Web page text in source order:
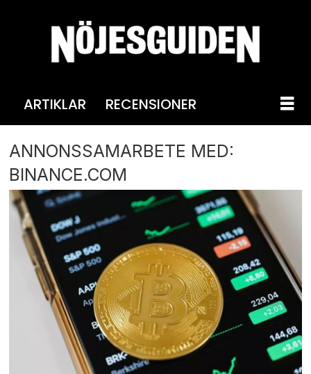
ARTIKLAR RECENSIONER
ANNONSSAMARBETE MED:
BINANCE.COM